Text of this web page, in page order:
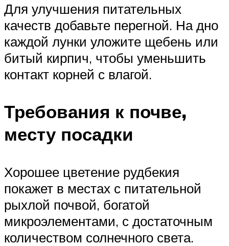
Для улучшения питательных
качеств добавьте перегной. На дно
каждой лунки уложите щебень или
битый кирпич, чтобы уменьшить
контакт корней с влагой.
Требования к почве,
месту посадки
Хорошее цветение рудбекия
покажет в местах с питательной
рыхлой почвой, богатой
микроэлементами, с достаточным
количеством солнечного света.